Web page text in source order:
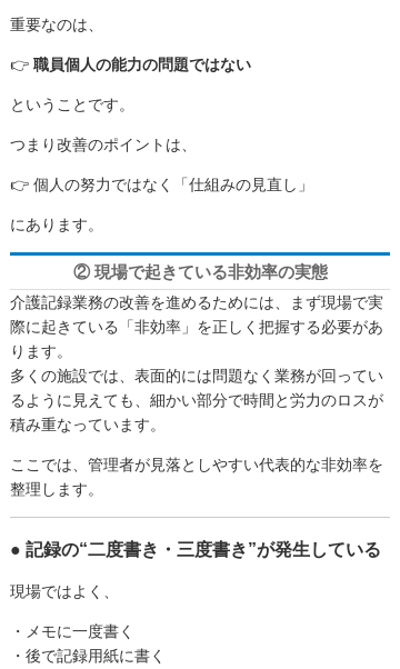
重要なのは、
👉 職員個人の能力の問題ではない
ということです。
つまり改善のポイントは、
👉 個人の努力ではなく「仕組みの見直し」
にあります。
② 現場で起きている非効率の実態
介護記録業務の改善を進めるためには、まず現場で実
際に起きている「非効率」を正しく把握する必要があ
ります。
多くの施設では、表面的には問題なく業務が回ってい
るように見えても、細かい部分で時間と労力のロスが
積み重なっています。
ここでは、管理者が見落としやすい代表的な非効率を
整理します。
● 記録の“二度書き・三度書き”が発生している
現場ではよく、
・メモに一度書く
・後で記録用紙に書く